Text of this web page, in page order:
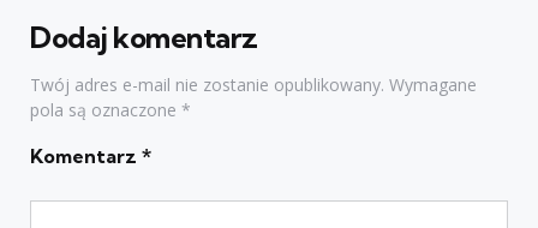
Dodaj komentarz
Twój adres e-mail nie zostanie opublikowany. Wymagane
pola są oznaczone *
Komentarz *